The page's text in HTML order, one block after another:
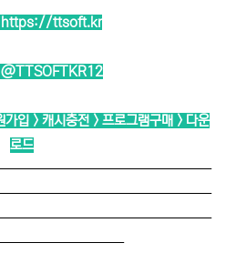
https://ttsoft.kr
@TTSOFTKR12
입 > 캐시충전 > 프로그램구매 > 다운
로드